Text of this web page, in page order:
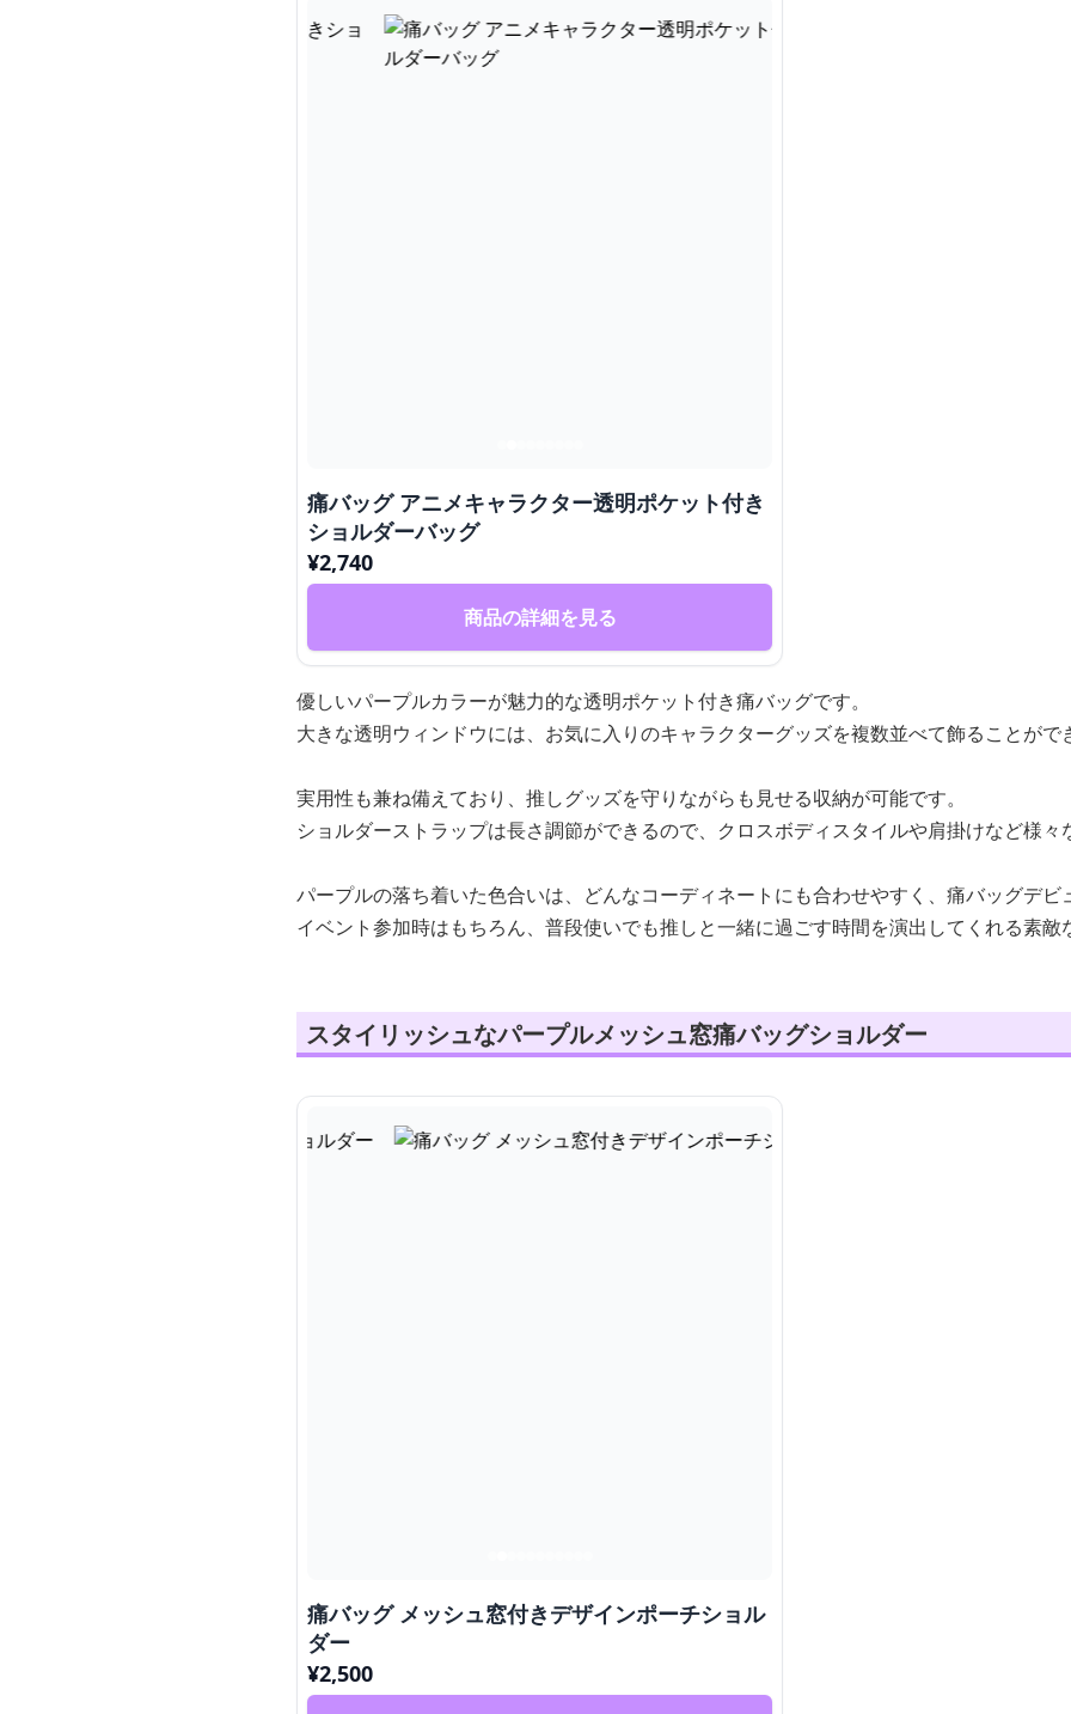
痛バッグ アニメキャラクター透明ポケット付き
ショルダーバッグ
¥2,740
商品の詳細を見る
優しいパープルカラーが魅力的な透明ポケット付き痛バッグです。
大きな透明ウィンドウには、お気に入りのキャラクターグッズを複数並べて飾ることがで
実用性も兼ね備えており、推しグッズを守りながらも見せる収納が可能です。
ショルダーストラップは長さ調節ができるので、クロスボディスタイルや肩掛けなど様々
パープルの落ち着いた色合いは、どんなコーディネートにも合わせやすく、痛バッグデ
イベント参加時はもちろん、普段使いでも推しと一緒に過ごす時間を演出してくれる素敵
スタイリッシュなパープルメッシュ窓痛バッグショルダー
痛バッグ メッシュ窓付きデザインポーチショル
ダー
¥2,500